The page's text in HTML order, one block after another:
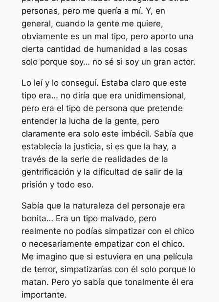
personas, pero me quería a mí. Y, en
general, cuando la gente me quiere,
obviamente es un mal tipo, pero aporto una
cierta cantidad de humanidad a las cosas
solo porque soy… no sé si soy un gran actor.
Lo leí y lo conseguí. Estaba claro que este
tipo era… no diría que era unidimensional,
pero era el tipo de persona que pretende
entender la lucha de la gente, pero
claramente era solo este imbécil. Sabía que
establecía la justicia, si es que la hay, a
través de la serie de realidades de la
gentrificación y la dificultad de salir de la
prisión y todo eso.
Sabía que la naturaleza del personaje era
bonita… Era un tipo malvado, pero
realmente no podías simpatizar con el chico
o necesariamente empatizar con el chico.
Me imagino que si estuviera en una película
de terror, simpatizarías con él solo porque lo
matan. Pero yo sabía que tonalmente él era
importante.